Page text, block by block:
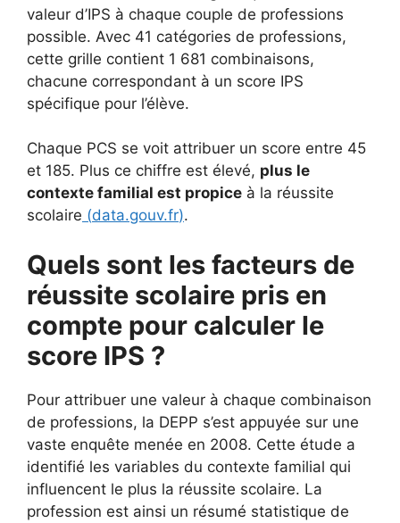
valeur d’IPS à chaque couple de professions
possible. Avec 41 catégories de professions,
cette grille contient 1 681 combinaisons,
chacune correspondant à un score IPS
spécifique pour l’élève.
Chaque PCS se voit attribuer un score entre 45
et 185. Plus ce chiffre est élevé, plus le
contexte familial est propice à la réussite
scolaire (data.gouv.fr).
Quels sont les facteurs de
réussite scolaire pris en
compte pour calculer le
score IPS ?
Pour attribuer une valeur à chaque combinaison
de professions, la DEPP s’est appuyée sur une
vaste enquête menée en 2008. Cette étude a
identifié les variables du contexte familial qui
influencent le plus la réussite scolaire. La
profession est ainsi un résumé statistique de